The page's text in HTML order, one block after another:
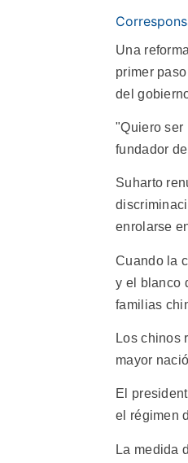
Una
primer
del
"Quiero ser
fundador
Suharto
enrolarse
Cuando la
y el blanco
familias
Los chinos
mayor
El
el régimen
La medida